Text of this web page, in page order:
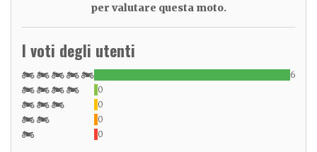
per valutare questa moto.
I voti degli utenti
6
0
0
0
0